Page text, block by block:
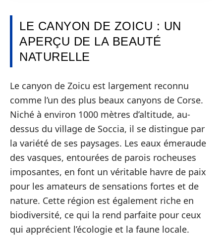
LE CANYON DE ZOICU : UN
APERÇU DE LA BEAUTÉ
NATURELLE
Le canyon de Zoicu est largement reconnu
comme l’un des plus beaux canyons de Corse.
Niché à environ 1000 mètres d’altitude, au-
dessus du village de Soccia, il se distingue par
la variété de ses paysages. Les eaux émeraude
des vasques, entourées de parois rocheuses
imposantes, en font un véritable havre de paix
pour les amateurs de sensations fortes et de
nature. Cette région est également riche en
biodiversité, ce qui la rend parfaite pour ceux
qui apprécient l’écologie et la faune locale.